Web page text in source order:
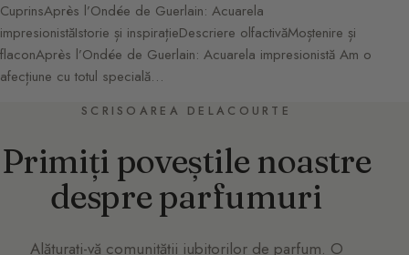
CuprinsAprès l’Ondée de Guerlain: Acuarela
impresionistăIstorie și inspirațieDescriere olfactivăMoștenire și
flaconAprès l’Ondée de Guerlain: Acuarela impresionistă Am o
afecțiune cu totul specială…
SCRISOAREA DELACOURTE
Primiți poveștile noastre
despre parfumuri
Alăturați-vă comunității iubitorilor de parfum. O